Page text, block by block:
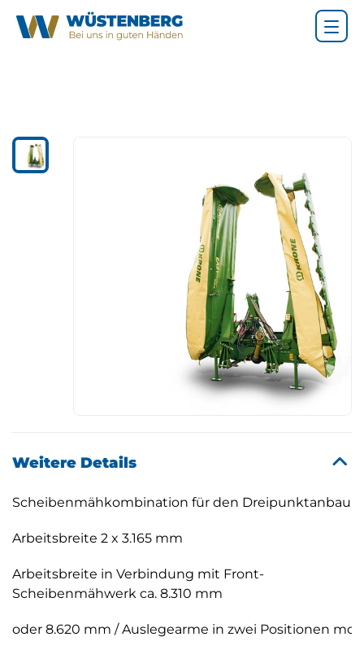
Weitere Details
Scheibenmähkombination für den Dreipunktanbau,
Arbeitsbreite 2 x 3.165 mm
Arbeitsbreite in Verbindung mit Front-
Scheibenmähwerk ca. 8.310 mm
oder 8.620 mm / Auslegearme in zwei Positionen